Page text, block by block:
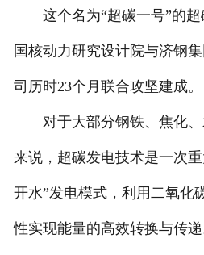
这个名为“超碳一号”的超
国核动力研究设计院与济钢
司历时23个月联合攻坚建成。
对于大部分钢铁、焦化、
来说，超碳发电技术是一次
开水”发电模式，利用二氧化
性实现能量的高效转换与传递